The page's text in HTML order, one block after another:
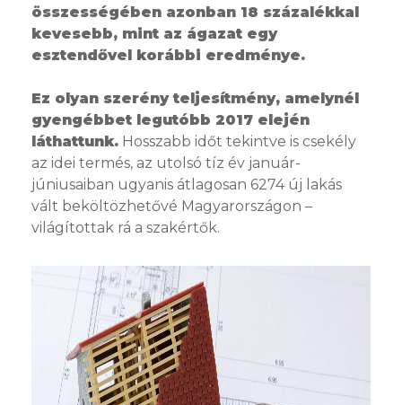
összességében azonban 18 százalékkal
kevesebb, mint az ágazat egy
esztendővel korábbi eredménye.
Ez olyan szerény teljesítmény, amelynél
gyengébbet legutóbb 2017 elején
láthattunk. Hosszabb időt tekintve is csekély
az idei termés, az utolsó tíz év január-
júniusaiban ugyanis átlagosan 6274 új lakás
vált beköltözhetővé Magyarországon –
világítottak rá a szakértők.